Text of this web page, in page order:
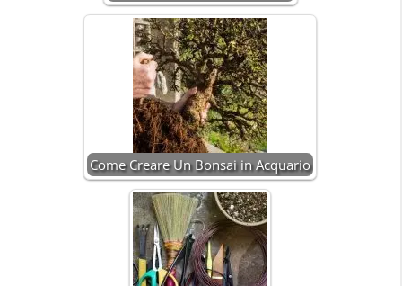
Come Creare Un Bonsai in Acquario